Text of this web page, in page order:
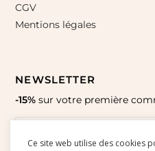
CGV
Mentions légales
NEWSLETTER
-15% sur votre première
Ce site web utilise des cookies